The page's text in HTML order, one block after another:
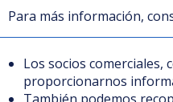
Para más información,
Los socios comerciales,
proporcionarnos